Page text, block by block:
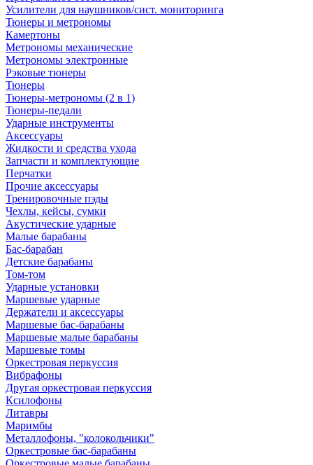
Усилители для наушников/сист. мониторинга
Тюнеры и метрономы
Камертоны
Метрономы механические
Метрономы электронные
Рэковые тюнеры
Тюнеры
Тюнеры-метрономы (2 в 1)
Тюнеры-педали
Ударные инструменты
Аксессуары
Жидкости и средства ухода
Запчасти и комплектующие
Перчатки
Прочие аксессуары
Тренировочные пэды
Чехлы, кейсы, сумки
Акустические ударные
Mалые барабаны
Бас-барабан
Детские барабаны
Том-том
Ударные установки
Маршевые ударные
Держатели и аксессуары
Маршевые бас-барабаны
Маршевые малые барабаны
Маршевые томы
Оркестровая перкуссия
Вибрафоны
Другая оркестровая перкуссия
Ксилофоны
Литавры
Маримбы
Металлофоны, "колокольчики"
Оркестровые бас-барабаны